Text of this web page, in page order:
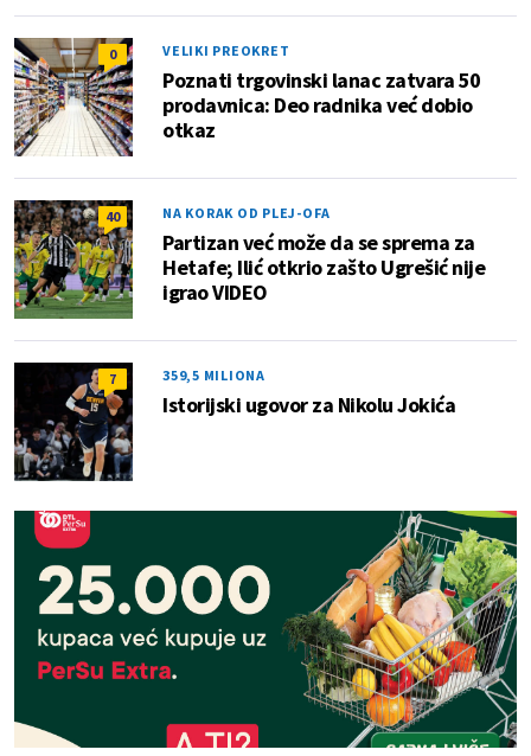
0 VELIKI PREOKRET
Poznati trgovinski lanac zatvara 50
prodavnica: Deo radnika već dobio
otkaz
40 NA KORAK OD PLEJ-OFA
Partizan već može da se sprema za
Hetafe; Ilić otkrio zašto Ugrešić nije
igrao VIDEO
7 359,5 MILIONA
Istorijski ugovor za Nikolu Jokića